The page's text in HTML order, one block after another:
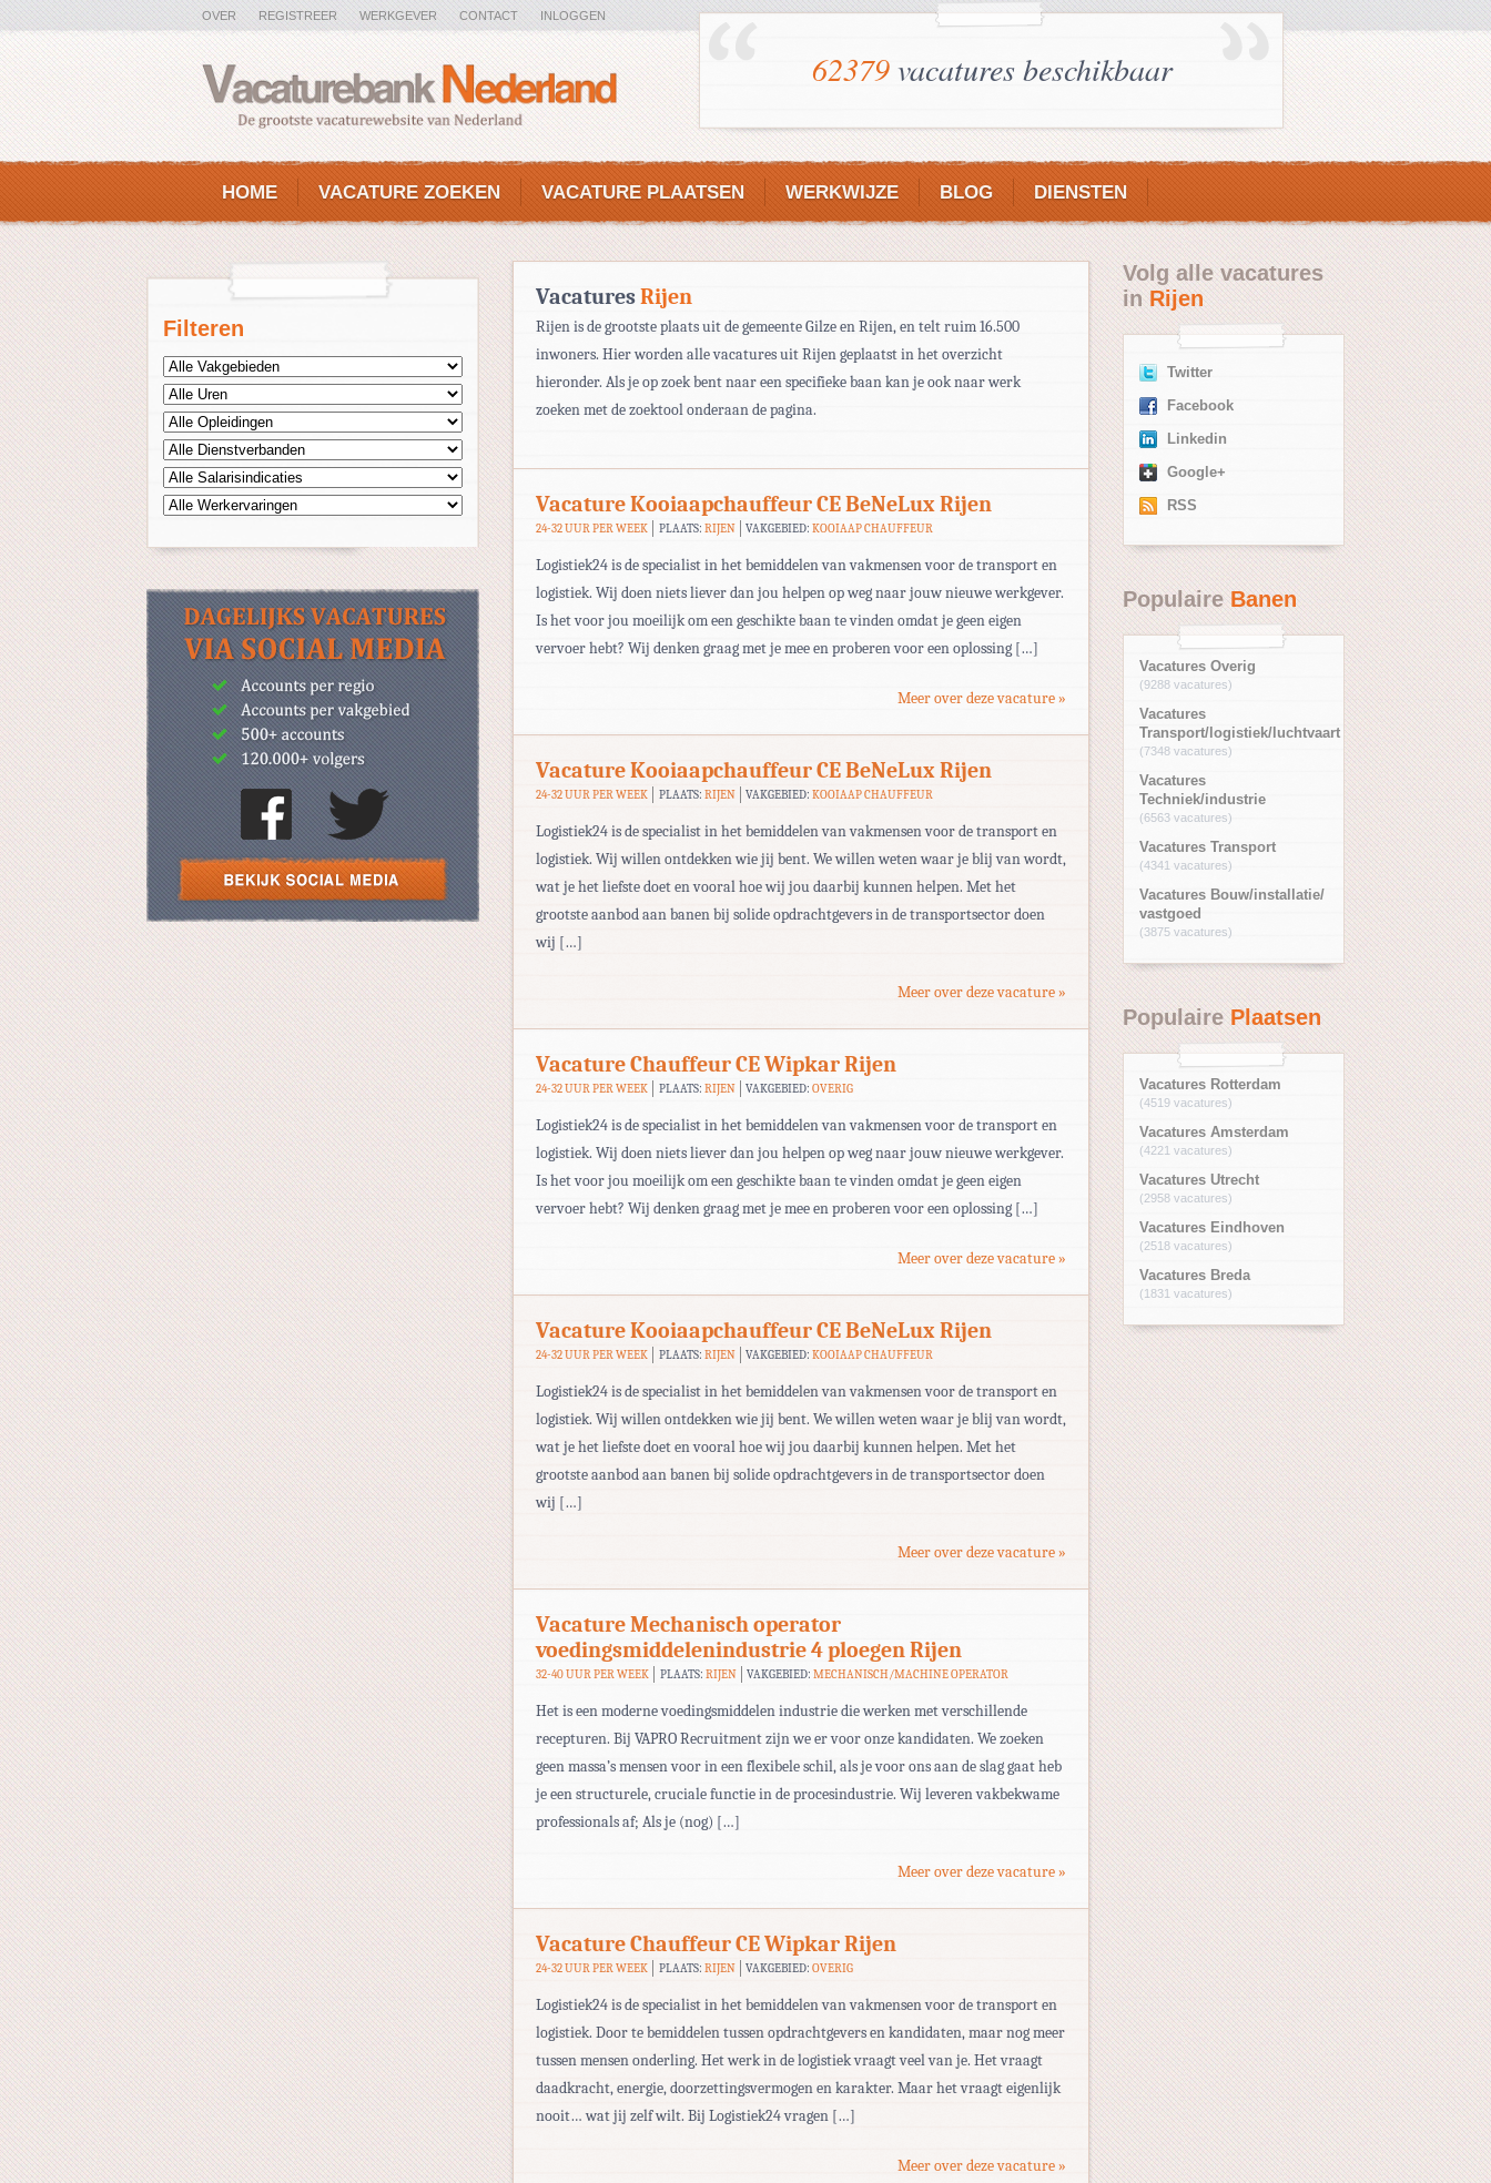
OVER REGISTREER WERKGEVER CONTACT INLOGGEN
62379vacatures beschikbaar
HOME VACATURE ZOEKEN VACATURE PLAATSEN WERKWIJZE BLOG DIENSTEN
Filteren
VacaturesRijen
Rijen is de grootste plaats uit de gemeente Gilze en Rijen, en telt ruim 16.500
inwoners. Hier worden alle vacatures uit Rijen geplaatst in het overzicht
hieronder. Als je op zoek bent naar een specifieke baan kan je ook naar werk
zoeken met de zoektool onderaan de pagina.
Vacature Kooiaapchauffeur CE BeNeLux Rijen
24-32 UUR PER WEEK PLAATS: RIJEN VAKGEBIED:KOOIAAP CHAUFFEUR
Logistiek24 is de specialist in het bemiddelen van vakmensen voor de transport en
logistiek. Wij doen niets liever dan jou helpen op weg naar jouw nieuwe werkgever.
Is het voor jou moeilijk om een geschikte baan te vinden omdat je geen eigen
vervoer hebt? Wij denken graag met je mee en proberen voor een oplossing […]
Meer over deze vacature »
Vacature Kooiaapchauffeur CE BeNeLux Rijen
24-32 UUR PER WEEK PLAATS: RIJEN VAKGEBIED:KOOIAAP CHAUFFEUR
Logistiek24 is de specialist in het bemiddelen van vakmensen voor de transport en
logistiek. Wij willen ontdekken wie jij bent. We willen weten waar je blij van wordt,
wat je het liefste doet en vooral hoe wij jou daarbij kunnen helpen. Met het
grootste aanbod aan banen bij solide opdrachtgevers in de transportsector doen
wij […]
Meer over deze vacature »
Vacature Chauffeur CE Wipkar Rijen
24-32 UUR PER WEEK PLAATS: RIJEN VAKGEBIED:OVERIG
Logistiek24 is de specialist in het bemiddelen van vakmensen voor de transport en
logistiek. Wij doen niets liever dan jou helpen op weg naar jouw nieuwe werkgever.
Is het voor jou moeilijk om een geschikte baan te vinden omdat je geen eigen
vervoer hebt? Wij denken graag met je mee en proberen voor een oplossing […]
Meer over deze vacature »
Vacature Kooiaapchauffeur CE BeNeLux Rijen
24-32 UUR PER WEEK PLAATS: RIJEN VAKGEBIED:KOOIAAP CHAUFFEUR
Logistiek24 is de specialist in het bemiddelen van vakmensen voor de transport en
logistiek. Wij willen ontdekken wie jij bent. We willen weten waar je blij van wordt,
wat je het liefste doet en vooral hoe wij jou daarbij kunnen helpen. Met het
grootste aanbod aan banen bij solide opdrachtgevers in de transportsector doen
wij […]
Meer over deze vacature »
Vacature Mechanisch operator
voedingsmiddelenindustrie 4 ploegen Rijen
32-40 UUR PER WEEK PLAATS: RIJEN VAKGEBIED:MECHANISCH/MACHINE OPERATOR
Het is een moderne voedingsmiddelen industrie die werken met verschillende
recepturen. Bij VAPRO Recruitment zijn we er voor onze kandidaten. We zoeken
geen massa’s mensen voor in een flexibele schil, als je voor ons aan de slag gaat heb
je een structurele, cruciale functie in de procesindustrie. Wij leveren vakbekwame
professionals af; Als je (nog) […]
Meer over deze vacature »
Vacature Chauffeur CE Wipkar Rijen
24-32 UUR PER WEEK PLAATS: RIJEN VAKGEBIED:OVERIG
Logistiek24 is de specialist in het bemiddelen van vakmensen voor de transport en
logistiek. Door te bemiddelen tussen opdrachtgevers en kandidaten, maar nog meer
tussen mensen onderling. Het werk in de logistiek vraagt veel van je. Het vraagt
daadkracht, energie, doorzettingsvermogen en karakter. Maar het vraagt eigenlijk
nooit… wat jij zelf wilt. Bij Logistiek24 vragen […]
Meer over deze vacature »
Volg alle vacatures
inRijen
Twitter
Facebook
Linkedin
Google+
RSS
PopulaireBanen
Vacatures Overig
(9288 vacatures)
Vacatures
Transport/logistiek/luchtvaart
(7348 vacatures)
Vacatures
Techniek/industrie
(6563 vacatures)
Vacatures Transport
(4341 vacatures)
Vacatures Bouw/installatie/
vastgoed
(3875 vacatures)
Populaire Plaatsen
Vacatures Rotterdam
(4519 vacatures)
Vacatures Amsterdam
(4221 vacatures)
Vacatures Utrecht
(2958 vacatures)
Vacatures Eindhoven
(2518 vacatures)
Vacatures Breda
(1831 vacatures)